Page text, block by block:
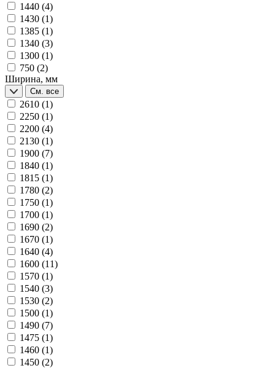
1440 (4)
1430 (1)
1385 (1)
1340 (3)
1300 (1)
750 (2)
Ширина, мм
См. все
2610 (1)
2250 (1)
2200 (4)
2130 (1)
1900 (7)
1840 (1)
1815 (1)
1780 (2)
1750 (1)
1700 (1)
1690 (2)
1670 (1)
1640 (4)
1600 (11)
1570 (1)
1540 (3)
1530 (2)
1500 (1)
1490 (7)
1475 (1)
1460 (1)
1450 (2)